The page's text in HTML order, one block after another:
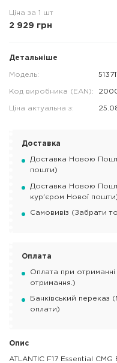
Ціна за 1 шт
2 929 грн
Детальніше
Модель: 513711
Код виробника (EAN):
Ціна актуальна з:
Доставка
Доставка Новою
пошти)
Доставка Новою
кур'єром Нової
Самовивіз (Забрати
Оплата
Оплата при
отримання.)
Банківський переказ
оплати)
Опис
ATLANTIC F17 Essential